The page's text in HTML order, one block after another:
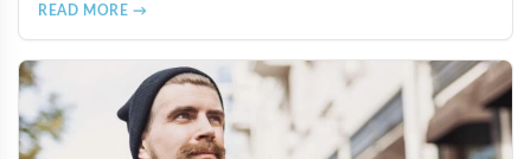
READ MORE →